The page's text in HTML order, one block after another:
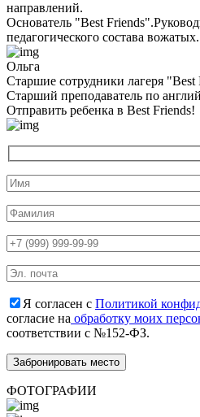
направлений.
Основатель "Best
педагогического состава вожатых.
Ольга
Старшие сотрудники лагеря "Best
Cтарший преподаватель по
Отправить ребенка в Best Friends!
Я согласен с Политикой
согласие на обработку моих
соответствии с №152-ФЗ.
ФОТОГРАФИИ